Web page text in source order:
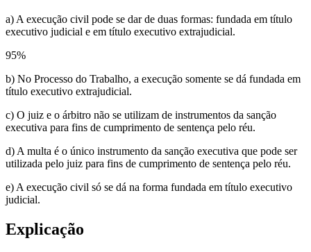
a) A execução civil pode se dar de duas formas: fundada em título
executivo judicial e em título executivo extrajudicial.
95%
b) No Processo do Trabalho, a execução somente se dá fundada em
título executivo extrajudicial.
c) O juiz e o árbitro não se utilizam de instrumentos da sanção
executiva para fins de cumprimento de sentença pelo réu.
d) A multa é o único instrumento da sanção executiva que pode ser
utilizada pelo juiz para fins de cumprimento de sentença pelo réu.
e) A execução civil só se dá na forma fundada em título executivo
judicial.
Explicação